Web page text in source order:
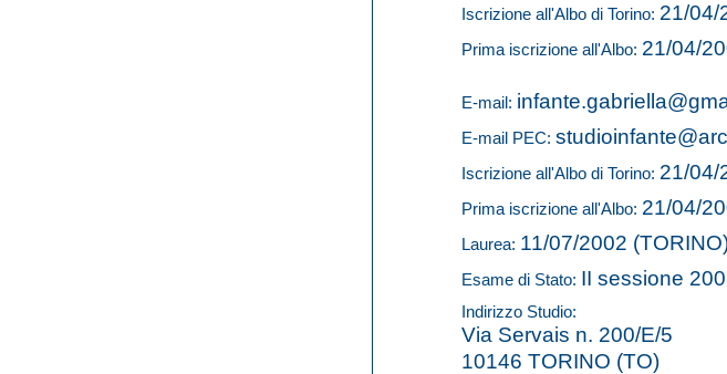
Iscrizione all'Albo di Torino: 21/04/
Prima iscrizione all'Albo: 21/04/
E-mail:
E-mail PEC:
Iscrizione all'Albo di Torino: 21/04/
Prima iscrizione all'Albo: 21/04/
Laurea: 11/07/2002
Esame di Stato: II sessione
Indirizzo Studio:
Via Servais n. 200/E/5
10146 TORINO (TO)